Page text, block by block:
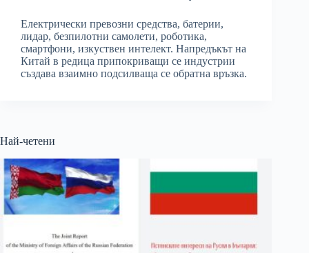
Електрически превозни средства, батерии,
лидар, безпилотни самолети, роботика,
смартфони, изкуствен интелект. Напредъкът на
Китай в редица припокриващи се индустрии
създава взаимно подсилваща се обратна връзка.
Най-четени